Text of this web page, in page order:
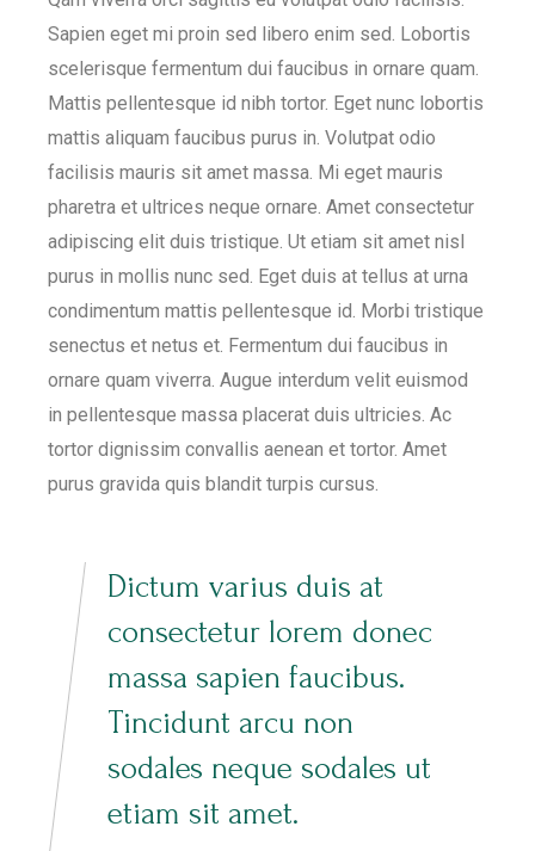
Sapien eget mi proin sed libero enim sed. Lobortis
scelerisque fermentum dui faucibus in ornare quam.
Mattis pellentesque id nibh tortor. Eget nunc lobortis
mattis aliquam faucibus purus in. Volutpat odio
facilisis mauris sit amet massa. Mi eget mauris
pharetra et ultrices neque ornare. Amet consectetur
adipiscing elit duis tristique. Ut etiam sit amet nisl
purus in mollis nunc sed. Eget duis at tellus at urna
condimentum mattis pellentesque id. Morbi tristique
senectus et netus et. Fermentum dui faucibus in
ornare quam viverra. Augue interdum velit euismod
in pellentesque massa placerat duis ultricies. Ac
tortor dignissim convallis aenean et tortor. Amet
purus gravida quis blandit turpis cursus.
Dictum varius duis at
consectetur lorem donec
massa sapien faucibus.
Tincidunt arcu non
sodales neque sodales ut
etiam sit amet.